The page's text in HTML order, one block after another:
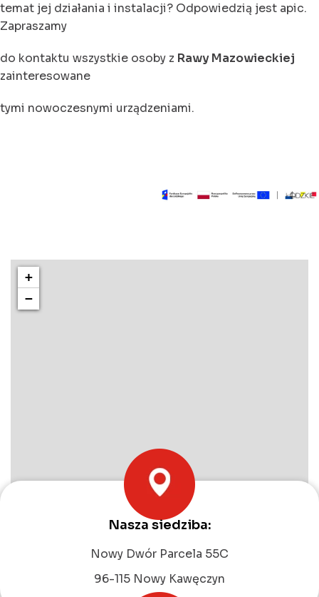
temat jej działania i instalacji? Odpowiedzią jest apic.
Zapraszamy
do kontaktu wszystkie osoby z Rawy Mazowieckiej
zainteresowane
tymi nowoczesnymi urządzeniami.
+
−
Nasza siedziba:
Nowy Dwór Parcela 55C
96-115 Nowy Kawęczyn